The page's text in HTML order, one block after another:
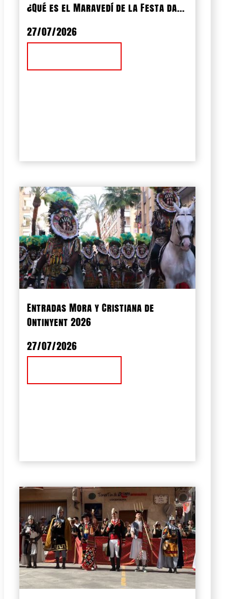
¿Qué es el Maravedí de la Festa da...
27/07/2026
Entradas Mora y Cristiana de
Ontinyent 2026
27/07/2026